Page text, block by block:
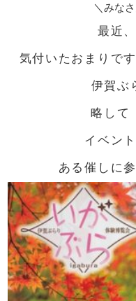
＼みな
最近
気付いたおまりで
伊賀ぶ
略して
イベン
ある催しに